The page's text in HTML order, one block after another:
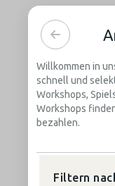
Willkommen in
schnell und
Workshops,
Workshops
bezahlen.
Filtern